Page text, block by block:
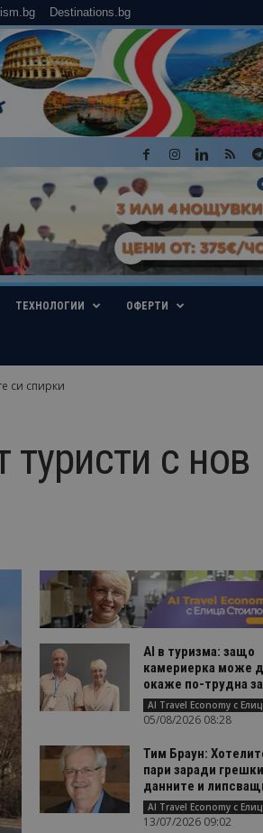
Destinations.bg
ТЕХНОЛОГИИ ОФЕРТИ
си спирки
с нов
AI в туризма: защо
камериерка може
окаже по-трудна
05/08/2026 08:28
Тим Браун:
пари заради
данните и
13/07/2026 09:02